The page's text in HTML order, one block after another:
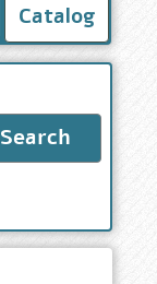
Catalog
Search